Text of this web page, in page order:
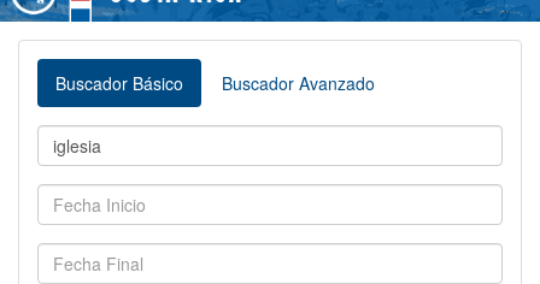
Buscador Básico Buscador Avanzado